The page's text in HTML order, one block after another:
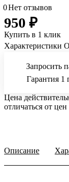
0Нет отзывов
950 ₽
Купить в 1 клик
Характеристики
Запросить
Гарантия 1
Цена
отличаться от
Описание